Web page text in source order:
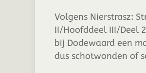
Volgens Nierstrasz:
II/Hoofddeel III/Deel
bij Dodewaard een
dus schotwonden of